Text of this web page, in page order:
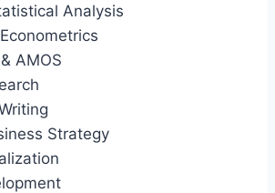
Analysis
AMOS
Strategy